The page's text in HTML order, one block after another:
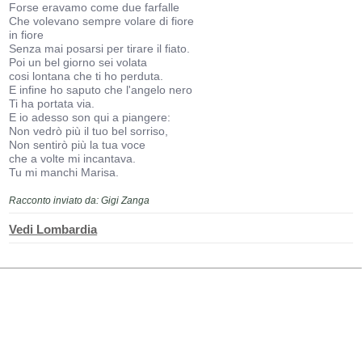
Forse eravamo come due farfalle
Che volevano sempre volare di fiore
in fiore
Senza mai posarsi per tirare il fiato.
Poi un bel giorno sei volata
cosi lontana che ti ho perduta.
E infine ho saputo che l'angelo nero
Ti ha portata via.
E io adesso son qui a piangere:
Non vedrò più il tuo bel sorriso,
Non sentirò più la tua voce
che a volte mi incantava.
Tu mi manchi Marisa.
Racconto inviato da: Gigi Zanga
Vedi Lombardia